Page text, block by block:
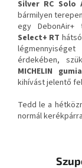
Silver RC Solo
bármilyen
egy DebonAir+
Select+ RT
érdekében,
MICHELIN
kihívást jelentő
Tedd le a
normál